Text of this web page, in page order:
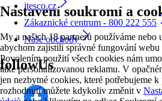
Nastavení soukromí a
My a našich 18 partnerů používáme nebo
abychom zajistili správné fungování
Povolením použití všech cookies nám
také personalizovanou reklamu. V
jen nezbytné cookies, které potřebujeme
rozhodnutí můžete kdykoliv změnit v
itesco.cz
Zákaznické centrum - 800 222 555
Naše obchody
followUs